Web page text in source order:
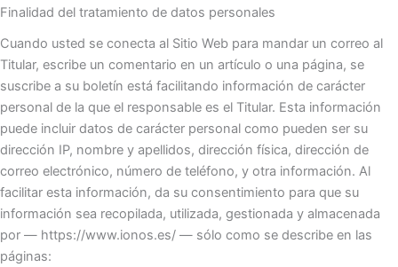
Finalidad del tratamiento de datos personales
Cuando usted se conecta al Sitio Web para mandar un correo al
Titular, escribe un comentario en un artículo o una página, se
suscribe a su boletín está facilitando información de carácter
personal de la que el responsable es el Titular. Esta información
puede incluir datos de carácter personal como pueden ser su
dirección IP, nombre y apellidos, dirección física, dirección de
correo electrónico, número de teléfono, y otra información. Al
facilitar esta información, da su consentimiento para que su
información sea recopilada, utilizada, gestionada y almacenada
por — https://www.ionos.es/ — sólo como se describe en las
páginas: